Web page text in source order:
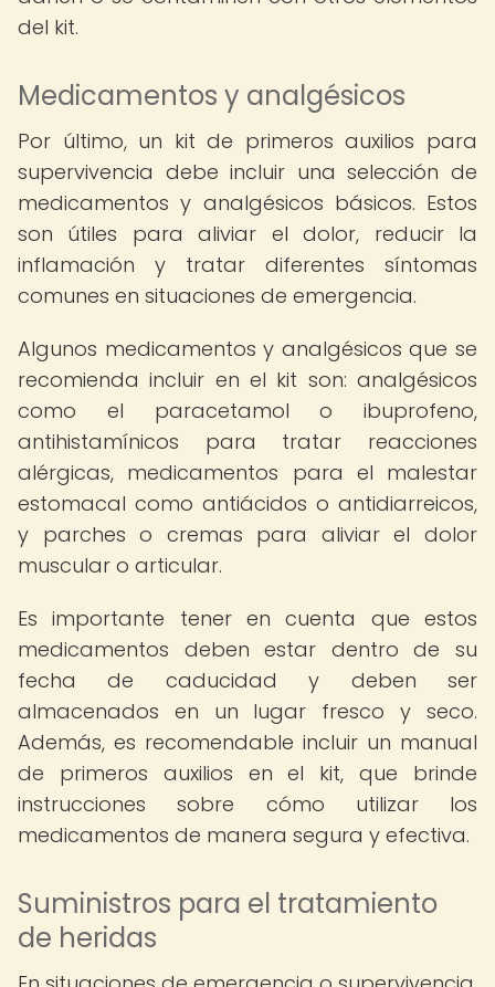
del kit.
Medicamentos y analgésicos
Por último, un kit de primeros auxilios para
supervivencia debe incluir una selección de
medicamentos y analgésicos básicos. Estos
son útiles para aliviar el dolor, reducir la
inflamación y tratar diferentes síntomas
comunes en situaciones de emergencia.
Algunos medicamentos y analgésicos que se
recomienda incluir en el kit son: analgésicos
como el paracetamol o ibuprofeno,
antihistamínicos para tratar reacciones
alérgicas, medicamentos para el malestar
estomacal como antiácidos o antidiarreicos,
y parches o cremas para aliviar el dolor
muscular o articular.
Es importante tener en cuenta que estos
medicamentos deben estar dentro de su
fecha de caducidad y deben ser
almacenados en un lugar fresco y seco.
Además, es recomendable incluir un manual
de primeros auxilios en el kit, que brinde
instrucciones sobre cómo utilizar los
medicamentos de manera segura y efectiva.
Suministros para el tratamiento
de heridas